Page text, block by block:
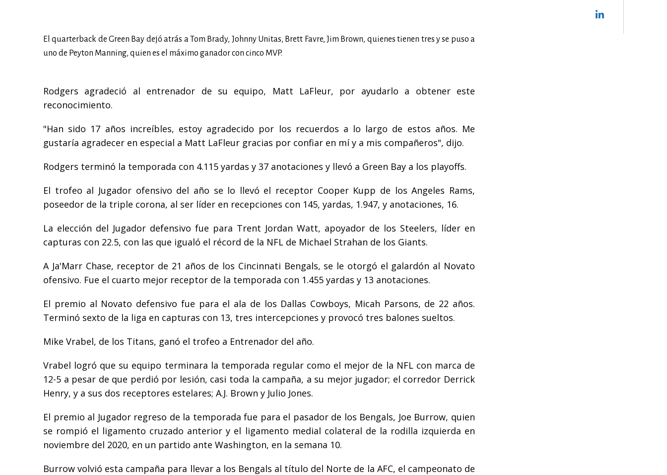
El quarterback de Green Bay dejó atrás a Tom Brady, Johnny Unitas, Brett Favre, Jim Brown, quienes tienen tres y se puso a
uno de Peyton Manning, quien es el máximo ganador con cinco MVP.
Rodgers agradeció al entrenador de su equipo, Matt LaFleur, por ayudarlo a obtener este
reconocimiento.
"Han sido 17 años increíbles, estoy agradecido por los recuerdos a lo largo de estos años. Me
gustaría agradecer en especial a Matt LaFleur gracias por confiar en mí y a mis compañeros", dijo.
Rodgers terminó la temporada con 4.115 yardas y 37 anotaciones y llevó a Green Bay a los playoffs.
El trofeo al Jugador ofensivo del año se lo llevó el receptor Cooper Kupp de los Angeles Rams,
poseedor de la triple corona, al ser líder en recepciones con 145, yardas, 1.947, y anotaciones, 16.
La elección del Jugador defensivo fue para Trent Jordan Watt, apoyador de los Steelers, líder en
capturas con 22.5, con las que igualó el récord de la NFL de Michael Strahan de los Giants.
A Ja'Marr Chase, receptor de 21 años de los Cincinnati Bengals, se le otorgó el galardón al Novato
ofensivo. Fue el cuarto mejor receptor de la temporada con 1.455 yardas y 13 anotaciones.
El premio al Novato defensivo fue para el ala de los Dallas Cowboys, Micah Parsons, de 22 años.
Terminó sexto de la liga en capturas con 13, tres intercepciones y provocó tres balones sueltos.
Mike Vrabel, de los Titans, ganó el trofeo a Entrenador del año.
Vrabel logró que su equipo terminara la temporada regular como el mejor de la NFL con marca de
12-5 a pesar de que perdió por lesión, casi toda la campaña, a su mejor jugador; el corredor Derrick
Henry, y a sus dos receptores estelares; A.J. Brown y Julio Jones.
El premio al Jugador regreso de la temporada fue para el pasador de los Bengals, Joe Burrow, quien
se rompió el ligamento cruzado anterior y el ligamento medial colateral de la rodilla izquierda en
noviembre del 2020, en un partido ante Washington, en la semana 10.
Burrow volvió esta campaña para llevar a los Bengals al título del Norte de la AFC, el campeonato de